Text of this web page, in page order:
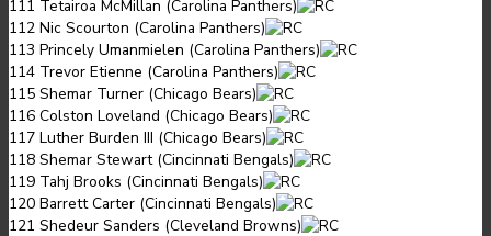
111 Tetairoa McMillan (Carolina Panthers)
112 Nic Scourton (Carolina Panthers)
113 Princely Umanmielen (Carolina Panthers)
114 Trevor Etienne (Carolina Panthers)
115 Shemar Turner (Chicago Bears)
116 Colston Loveland (Chicago Bears)
117 Luther Burden III (Chicago Bears)
118 Shemar Stewart (Cincinnati Bengals)
119 Tahj Brooks (Cincinnati Bengals)
120 Barrett Carter (Cincinnati Bengals)
121 Shedeur Sanders (Cleveland Browns)